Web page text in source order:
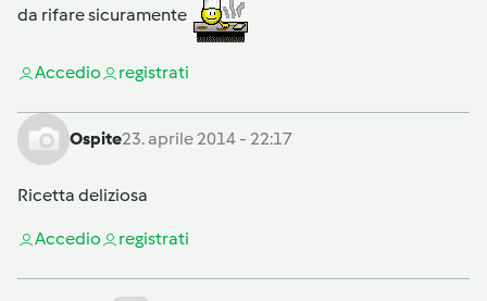
da rifare sicuramente
Accedio registrati
Ospite23. aprile 2014 - 22:17
Ricetta deliziosa
Accedio registrati